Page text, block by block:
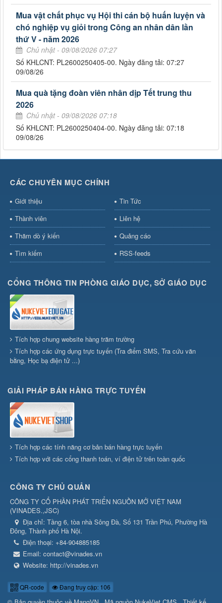
Mua vật chất phục vụ Hội thi cán bộ huấn luyện và
chó nghiệp vụ giỏi trong Công an nhân dân lần
thứ V - năm 2026
Chủ nhật - 09/08/2026 07:27
Số KHLCNT: PL2600250405-00. Ngày đăng tải: 07:27
09/08/26
Mua quà tặng đoàn viên nhân dịp Tết trung thu
2026
Chủ nhật - 09/08/2026 07:18
Số KHLCNT: PL2600250404-00. Ngày đăng tải: 07:18
09/08/26
CÁC CHUYÊN MỤC CHÍNH
Giới thiệu
Tin Tức
Thành viên
Liên hệ
Thăm dò ý kiến
Quảng cáo
Tìm kiếm
RSS-feeds
CỔNG THÔNG TIN PHÒNG GIÁO DỤC, SỞ GIÁO DỤC
Tích hợp chung website hàng trăm trường
Tích hợp các ứng dụng trực tuyến (Tra điểm SMS, Tra cứu văn
bằng, Học bạ điện tử ...)
GIẢI PHÁP BÁN HÀNG TRỰC TUYẾN
Tích hợp các tính năng cơ bản bán hàng trực tuyến
Tích hợp với các cổng thanh toán, ví điện tử trên toàn quốc
CÔNG TY CHỦ QUẢN
CÔNG TY CỔ PHẦN PHÁT TRIỂN NGUỒN MỞ VIỆT NAM
(VINADES.,JSC)
Địa chỉ: Tầng 6, tòa nhà Sông Đà, Số 131 Trần Phú, Phường Hà
Đông, Thành phố Hà Nội.
Điện thoại: +84-904885185
Email: contact@vinades.vn
Website: http://vinades.vn
QR-code Đang truy cập: 106